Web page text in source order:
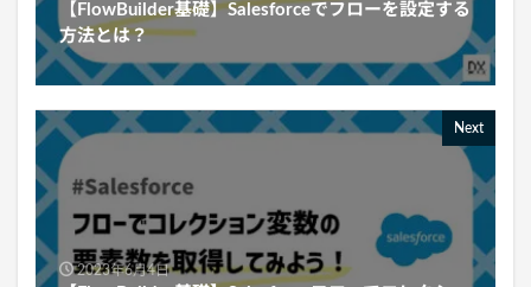
【FlowBuilder基礎】Salesforceでフローを設定する
方法とは？
Next
2023年6月4日